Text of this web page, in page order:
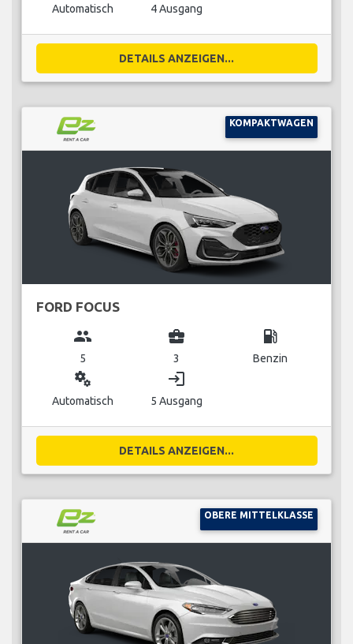
Automatisch 4 Ausgang
DETAILS ANZEIGEN...
KOMPAKTWAGEN
FORD FOCUS
group
5
business_center
3
local_gas_station
Benzin
miscellaneous_services
Automatisch
login
5 Ausgang
DETAILS ANZEIGEN...
OBERE MITTELKLASSE